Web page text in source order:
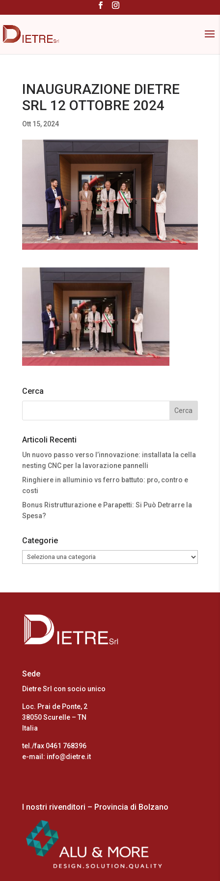
INAUGURAZIONE DIETRE
SRL 12 OTTOBRE 2024
Ott 15, 2024
Cerca
Articoli Recenti
Un nuovo passo verso l’innovazione: installata la cella
nesting CNC per la lavorazione pannelli
Ringhiere in alluminio vs ferro battuto: pro, contro e
costi
Bonus Ristrutturazione e Parapetti: Si Può Detrarre la
Spesa?
Categorie
Categorie
Sede
Dietre Srl con socio unico
Loc. Prai de Ponte, 2
38050 Scurelle – TN
Italia
tel./fax 0461 768396
e-mail: info@dietre.it
I nostri rivenditori – Provincia di Bolzano